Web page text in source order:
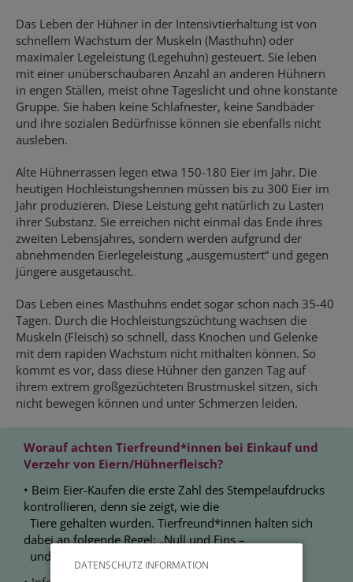
DATENSCHUTZ INFORMATION
Das Leben der Hühner in der Intensivtierhaltung ist von
schnellem Wachstum der Muskeln (Masthuhn) oder
maximaler Legeleistung (Legehuhn) gesteuert. Sie leben
mit einer unüberschaubaren Anzahl an anderen Hühnern
in engen Ställen, meist ohne Tageslicht und ohne konstante
Gruppe. Sie haben keine Schlafnester, keine Sandbäder
und ihre sozialen Bedürfnisse können sie ebenfalls nicht
ausleben.
Alte Hühnerrassen legen etwa 150-180 Eier im Jahr. Die
heutigen Hochleistungshennen müssen bis zu 300 Eier im
Jahr produzieren. Diese Leistung geht natürlich zu Lasten
ihrer Substanz. Sie erreichen nicht einmal das Ende ihres
zweiten Lebensjahres, sondern werden aufgrund der
abnehmenden Eierlegeleistung „ausgemustert“ und gegen
jüngere ausgetauscht.
Das Leben eines Masthuhns endet sogar schon nach 35-40
Tagen. Durch die Hochleistungszüchtung wachsen die
Muskeln (Fleisch) so schnell, dass Knochen und Gelenke
mit dem rapiden Wachstum nicht mithalten können. So
kommt es vor, dass diese Hühner den ganzen Tag auf
ihrem extrem großgezüchteten Brustmuskel sitzen, sich
nicht bewegen können und unter Schmerzen leiden.
Worauf achten Tierfreund*innen bei Einkauf und
Verzehr von Eiern/Hühnerfleisch?
• Beim Eier-Kaufen die erste Zahl des Stempelaufdrucks
kontrollieren, denn sie zeigt, wie die
Tiere gehalten wurden. Tierfreund*innen halten sich
dabei an folgende Regel: „Null und Eins –
und sonst Keins!“